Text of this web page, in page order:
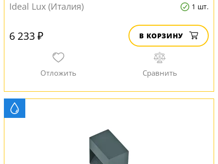
Ideal Lux (Италия)
1 шт.
6 233 ₽ В КОРЗИНУ